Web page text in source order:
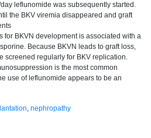
leflunomide was subsequently started.
the BKV viremia disappeared and graft
for BKVN development is associated with a
Because BKVN leads to graft loss,
screened regularly for BKV replication.
is the most common
use of leflunomide appears to be an
, nephropathy